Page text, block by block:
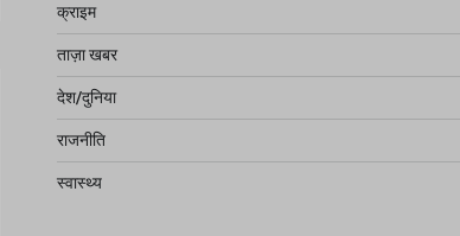
क्राइम
ताज़ा खबर
देश/दुनिया
राजनीति
स्वास्थ्य